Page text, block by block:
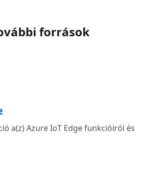
források
a(z) Azure IoT Edge funkcióiról és